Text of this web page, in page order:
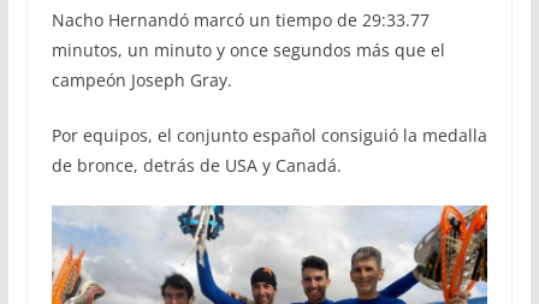
Nacho Hernandó marcó un tiempo de 29:33.77
minutos, un minuto y once segundos más que el
campeón Joseph Gray.
Por equipos, el conjunto español consiguió la medalla
de bronce, detrás de USA y Canadá.